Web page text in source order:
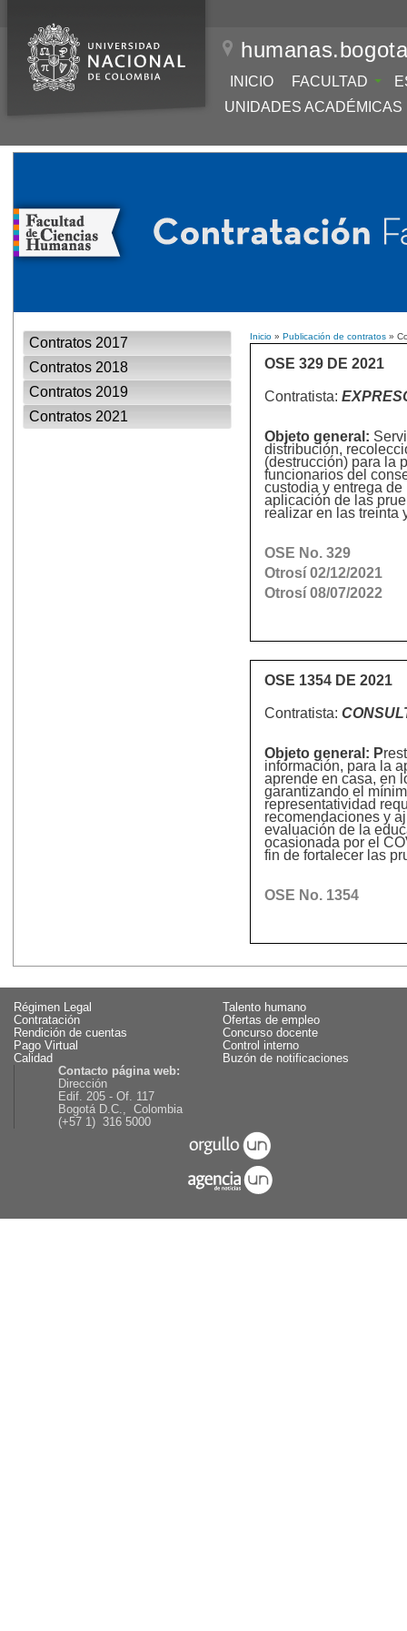
INICIO FACULTAD
UNIDADES ACADÉMICAS
Contratos 2017
Contratos 2018
Contratos 2019
Contratos 2021
Inicio » Publicación de contratos »
OSE 329 DE 2021
Contratista:
Objeto general:
distribución,
(destrucción) para la
funcionarios del
custodia y entrega
aplicación de las
realizar en las treinta
OSE No. 329
Otrosí 02/12/2021
Otrosí 08/07/2022
OSE 1354 DE 2021
Contratista:
Objeto general: P
información, para la
aprende en casa, en
garantizando el
representatividad
recomendaciones y
evaluación de la
ocasionada por el
fin de fortalecer las
OSE No. 1354
Régimen Legal
Talento humano
Contratación
Ofertas de empleo
Rendición de cuentas
Concurso docente
Pago Virtual
Control interno
Calidad
Buzón de notificaciones
Contacto página web:
Dirección
Edif. 205 - Of. 117
Bogotá D.C., Colombia
(+57 1) 316 5000